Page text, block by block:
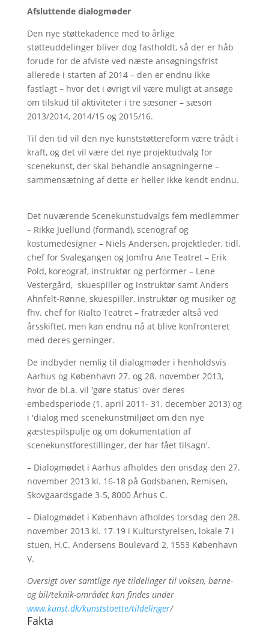
Afsluttende dialogmøder
Den nye støttekadence med to årlige
støtteuddelinger bliver dog fastholdt, så der er håb
forude for de afviste ved næste ansøgningsfrist
allerede i starten af 2014 – den er endnu ikke
fastlagt – hvor det i øvrigt vil være muligt at ansøge
om tilskud til aktiviteter i tre sæsoner – sæson
2013/2014, 2014/15 og 2015/16.
Til den tid vil den nye kunststøttereform være trådt i
kraft, og det vil være det nye projektudvalg for
scenekunst, der skal behandle ansøgningerne –
sammensætning af dette er heller ikke kendt endnu.
Det nuværende Scenekunstudvalgs fem medlemmer
– Rikke Juellund (formand), scenograf og
kostumedesigner – Niels Andersen, projektleder, tidl.
chef for Svalegangen og Jomfru Ane Teatret – Erik
Pold, koreograf, instruktør og performer – Lene
Vestergård, skuespiller og instruktør samt Anders
Ahnfelt-Rønne, skuespiller, instruktør og musiker og
fhv. chef for Rialto Teatret – fratræder altså ved
årsskiftet, men kan endnu nå at blive konfronteret
med deres gerninger.
De indbyder nemlig til dialogmøder i henholdsvis
Aarhus og København 27. og 28. november 2013,
hvor de bl.a. vil 'gøre status' over deres
embedsperiode (1. april 2011- 31. december 2013) og
i 'dialog med scenekunstmiljøet om den nye
gæstespilspulje og om dokumentation af
scenekunstforestillinger, der har fået tilsagn'.
– Dialogmødet i Aarhus afholdes den onsdag den 27.
november 2013 kl. 16-18 på Godsbanen, Remisen,
Skovgaardsgade 3-5, 8000 Århus C.
– Dialogmødet i København afholdes torsdag den 28.
november 2013 kl. 17-19 i Kulturstyrelsen, lokale 7 i
stuen, H.C. Andersens Boulevard 2, 1553 København
V.
Oversigt over samtlige nye tildelinger til voksen, børne-
og bil/teknik-området kan findes under
www.kunst.dk/kunststoette/tildelinger/
Fakta